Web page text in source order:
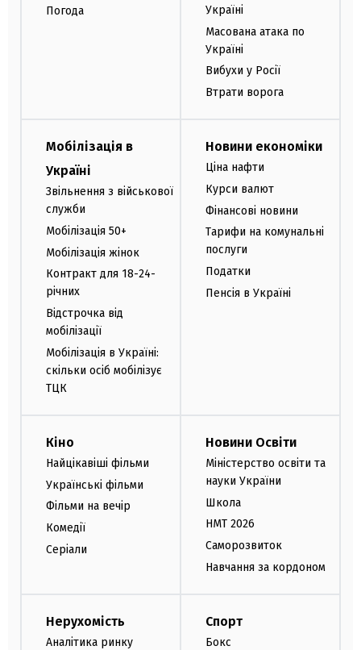
Погода
Україні
Масована атака по
Україні
Вибухи у Росії
Втрати ворога
Мобілізація в
Україні
Звільнення з військової
служби
Мобілізація 50+
Мобілізація жінок
Контракт для 18-24-
річних
Відстрочка від
мобілізації
Мобілізація в Україні:
скільки осіб мобілізує
ТЦК
Новини економіки
Ціна нафти
Курси валют
Фінансові новини
Тарифи на комунальні
послуги
Податки
Пенсія в Україні
Кіно
Найцікавіші фільми
Українські фільми
Фільми на вечір
Комедії
Серіали
Новини Освіти
Міністерство освіти та
науки України
Школа
НМТ 2026
Саморозвиток
Навчання за кордоном
Нерухомість
Аналітика ринку
Спорт
Бокс